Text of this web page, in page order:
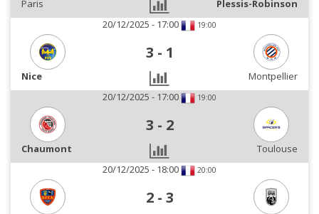
Paris
Plessis-Robinson
20/12/2025 - 17:00
19:00
3 - 1
Nice
Montpellier
20/12/2025 - 17:00
19:00
3 - 2
Chaumont
Toulouse
20/12/2025 - 18:00
20:00
2 - 3